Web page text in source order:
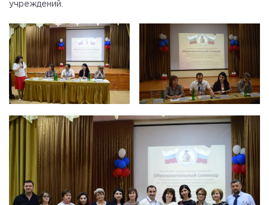
учреждений.